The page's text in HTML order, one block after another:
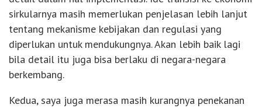
sirkularnya masih memerlukan penjelasan lebih lanjut
tentang mekanisme kebijakan dan regulasi yang
diperlukan untuk mendukungnya. Akan lebih baik lagi
bila detail itu juga bisa berlaku di negara-negara
berkembang.
Kedua, saya juga merasa masih kurangnya penekanan